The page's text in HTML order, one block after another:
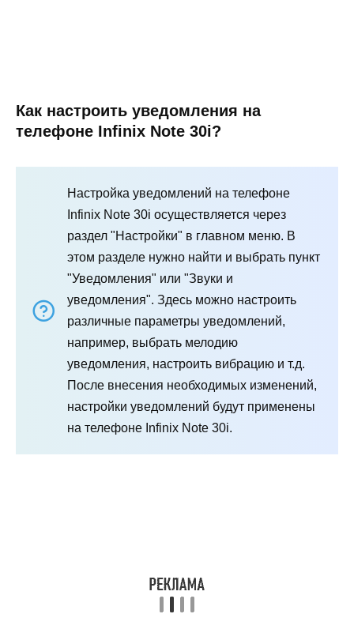
Как настроить уведомления на
телефоне Infinix Note 30i?
Настройка уведомлений на телефоне
Infinix Note 30i осуществляется через
раздел "Настройки" в главном меню. В
этом разделе нужно найти и выбрать пункт
"Уведомления" или "Звуки и
уведомления". Здесь можно настроить
различные параметры уведомлений,
например, выбрать мелодию
уведомления, настроить вибрацию и т.д.
После внесения необходимых изменений,
настройки уведомлений будут применены
на телефоне Infinix Note 30i.